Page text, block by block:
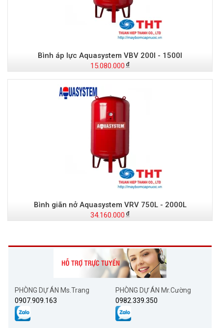
Bình áp lực Aquasystem VBV 200l - 1500l
15.080.000
Bình giãn nở Aquasystem VRV 750L - 2000L
34.160.000
PHÒNG DỰ ÁN Ms.Trang
0907.909.163
PHÒNG DỰ ÁN Mr.Cường
0982.339.350